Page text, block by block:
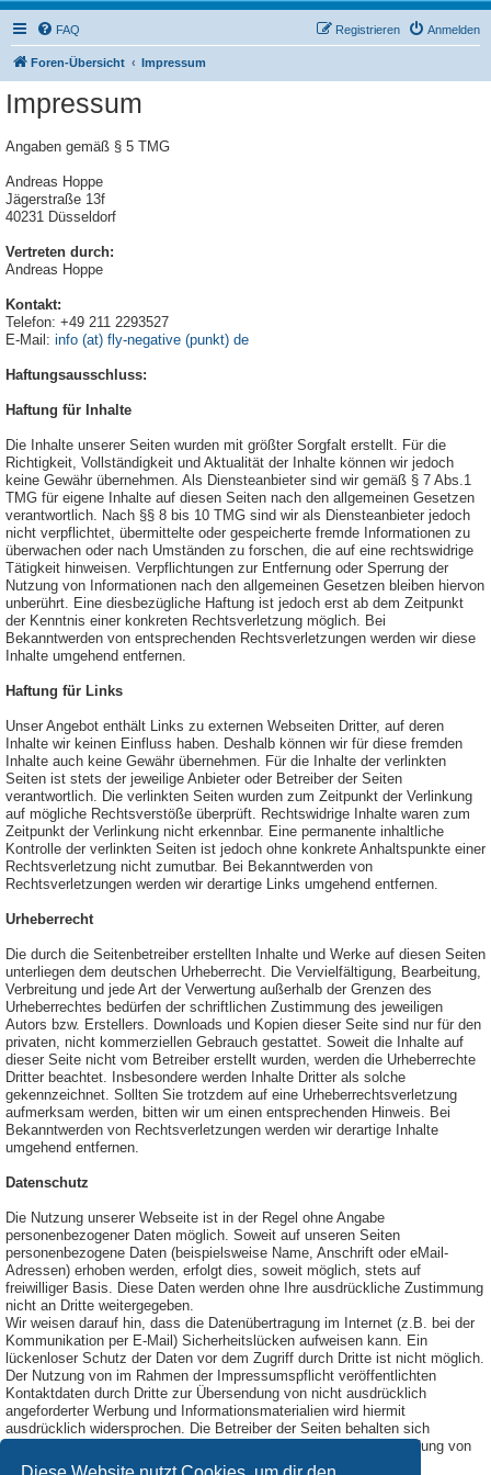
FAQ Anmelden
Registrieren
Foren-Übersicht Impressum
Impressum
Angaben gemäß § 5 TMG
Andreas Hoppe
Jägerstraße 13f
40231 Düsseldorf
Vertreten durch:
Andreas Hoppe
Kontakt:
Telefon: +49 211 2293527
E-Mail: info (at) fly-negative (punkt) de
Haftungsausschluss:
Haftung für Inhalte
Die Inhalte unserer Seiten wurden mit größter Sorgfalt erstellt. Für die
Richtigkeit, Vollständigkeit und Aktualität der Inhalte können wir jedoch
keine Gewähr übernehmen. Als Diensteanbieter sind wir gemäß § 7 Abs.1
TMG für eigene Inhalte auf diesen Seiten nach den allgemeinen Gesetzen
verantwortlich. Nach §§ 8 bis 10 TMG sind wir als Diensteanbieter jedoch
nicht verpflichtet, übermittelte oder gespeicherte fremde Informationen zu
überwachen oder nach Umständen zu forschen, die auf eine rechtswidrige
Tätigkeit hinweisen. Verpflichtungen zur Entfernung oder Sperrung der
Nutzung von Informationen nach den allgemeinen Gesetzen bleiben hiervon
unberührt. Eine diesbezügliche Haftung ist jedoch erst ab dem Zeitpunkt
der Kenntnis einer konkreten Rechtsverletzung möglich. Bei
Bekanntwerden von entsprechenden Rechtsverletzungen werden wir diese
Inhalte umgehend entfernen.
Haftung für Links
Unser Angebot enthält Links zu externen Webseiten Dritter, auf deren
Inhalte wir keinen Einfluss haben. Deshalb können wir für diese fremden
Inhalte auch keine Gewähr übernehmen. Für die Inhalte der verlinkten
Seiten ist stets der jeweilige Anbieter oder Betreiber der Seiten
verantwortlich. Die verlinkten Seiten wurden zum Zeitpunkt der Verlinkung
auf mögliche Rechtsverstöße überprüft. Rechtswidrige Inhalte waren zum
Zeitpunkt der Verlinkung nicht erkennbar. Eine permanente inhaltliche
Kontrolle der verlinkten Seiten ist jedoch ohne konkrete Anhaltspunkte einer
Rechtsverletzung nicht zumutbar. Bei Bekanntwerden von
Rechtsverletzungen werden wir derartige Links umgehend entfernen.
Urheberrecht
Die durch die Seitenbetreiber erstellten Inhalte und Werke auf diesen Seiten
unterliegen dem deutschen Urheberrecht. Die Vervielfältigung, Bearbeitung,
Verbreitung und jede Art der Verwertung außerhalb der Grenzen des
Urheberrechtes bedürfen der schriftlichen Zustimmung des jeweiligen
Autors bzw. Erstellers. Downloads und Kopien dieser Seite sind nur für den
privaten, nicht kommerziellen Gebrauch gestattet. Soweit die Inhalte auf
dieser Seite nicht vom Betreiber erstellt wurden, werden die Urheberrechte
Dritter beachtet. Insbesondere werden Inhalte Dritter als solche
gekennzeichnet. Sollten Sie trotzdem auf eine Urheberrechtsverletzung
aufmerksam werden, bitten wir um einen entsprechenden Hinweis. Bei
Bekanntwerden von Rechtsverletzungen werden wir derartige Inhalte
umgehend entfernen.
Datenschutz
Die Nutzung unserer Webseite ist in der Regel ohne Angabe
personenbezogener Daten möglich. Soweit auf unseren Seiten
personenbezogene Daten (beispielsweise Name, Anschrift oder eMail-
Adressen) erhoben werden, erfolgt dies, soweit möglich, stets auf
freiwilliger Basis. Diese Daten werden ohne Ihre ausdrückliche Zustimmung
nicht an Dritte weitergegeben.
Wir weisen darauf hin, dass die Datenübertragung im Internet (z.B. bei der
Kommunikation per E-Mail) Sicherheitslücken aufweisen kann. Ein
lückenloser Schutz der Daten vor dem Zugriff durch Dritte ist nicht möglich.
Der Nutzung von im Rahmen der Impressumspflicht veröffentlichten
Kontaktdaten durch Dritte zur Übersendung von nicht ausdrücklich
angeforderter Werbung und Informationsmaterialien wird hiermit
ausdrücklich widersprochen. Die Betreiber der Seiten behalten sich
ausdrücklich rechtliche Schritte im Falle der unverlangten Zusendung von
Werbeinformationen, etwa durch Spam-Mails, vor.